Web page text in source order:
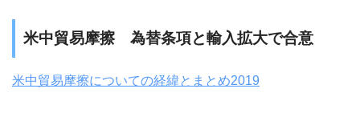
米中貿易摩擦 為替条項と輸入拡大で合意
米中貿易摩擦についての経緯とまとめ2019